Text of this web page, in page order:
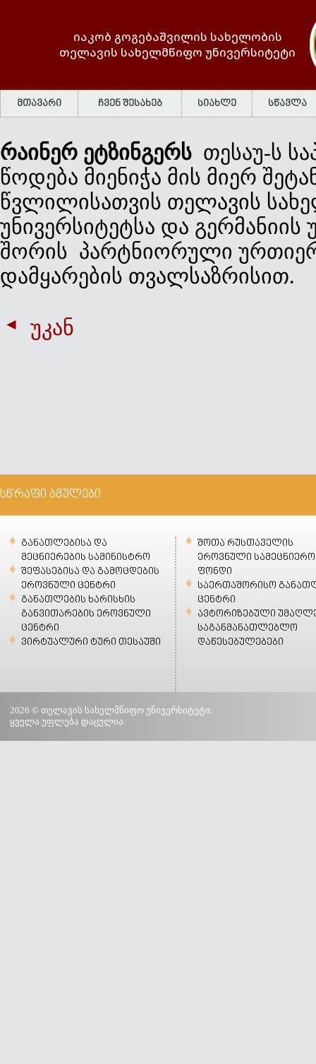
იაკობ გოგებაშვილის სახელობის
თელავის სახელმწიფო უნივერსიტეტი
მთავარი ჩვენ შესახებ სიახლე სწავლა
რაინერ ეტზინგერს თესაუ-ს
წოდება მიენიჭა მის მიერ
წვლილისათვის თელავის
უნივერსიტეტსა და გერმანიის
შორის პარტნიორული
დამყარების თვალსაზრისით.
უკან
სწრაფი ბმულები
განათლებისა და
მეცნიერების სამინისტრო
შეფასებისა და გამოცდების
ეროვნული ცენტრი
განათლების ხარისხის
განვითარების ეროვნული
ცენტრი
ვირტუალური ტური თესაუში
შოთა რუსთაველის
ეროვნული სამეცნიერო
ფონდი
საერთაშორისო
ცენტრი
ავტორიზებული
საგანმანათლებლო
დაწესებულებები
2026 © თელავის სახელმწიფო უნივერსიტეტი.
ყველა უფლება დაცულია.